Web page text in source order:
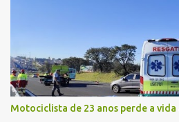
proximidades. Ainda conforme o
que, ao receber a entrega, voltou a
baixo calão e insultos. Ela informou à
sozinha e que se sentiu ameaçada,
situação. Fonte: São Carlos Agora
Motociclista de 23 anos perde a